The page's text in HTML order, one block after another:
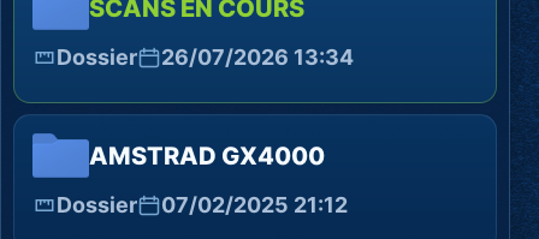
SCANS EN COURS
Dossier 26/07/2026 13:34
AMSTRAD GX4000
Dossier 07/02/2025 21:12